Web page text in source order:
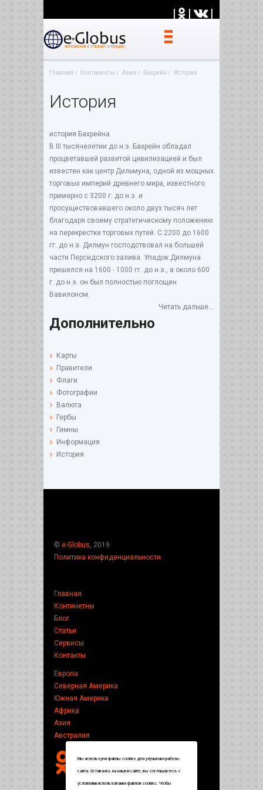
| | |
Главная Континенты Азия Бахрейн История
История
история Бахрейна
В III тысячелетии до н.э. Бахрейн обладал
процветавшей развитой цивилизацией и был
известен как центр Дильмуна, одной из мощных
торговых империй древнего мира, известного
примерно с 3200 г. до н.э. и
просуществовавшего около двух тысяч лет
благодаря своему стратегическому положению
на перекрестке торговых путей. С 2200 до 1600
гг. до н.э. Дилмун господствовал на большей
части Персидского залива. Упадок Дилмуна
пришелся на 1600 - 1000 гг. до н.э., а около 600
г. до н.э. он был полностью поглощен
Вавилоном.
Читать дальше...
Дополнительно
Карты
Правители
Флаги
Фотографии
Валюта
Гербы
Гимны
Информация
История
© e-Globus , 2019
Политика конфиденциальности
Главная
Континетны
Блог
Статьи
Сервисы
Контакты
Европа
Северная Америка
Южная Америка
Африка
Азия
Австралия
Мы используем файлы cookies для улучшения работы
сайта. Оставаясь на нашем сайте, вы соглашаетесь с
условиями использования файлов cookies. Чтобы